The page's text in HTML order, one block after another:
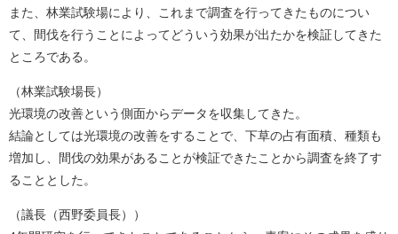
また、林業試験場により、これまで調査を行ってきたものについ
て、間伐を行うことによってどういう効果が出たかを検証してきた
ところである。
（林業試験場長）
光環境の改善という側面からデータを収集してきた。
結論としては光環境の改善をすることで、下草の占有面積、種類も
増加し、間伐の効果があることが検証できたことから調査を終了す
ることとした。
（議長（西野委員長））